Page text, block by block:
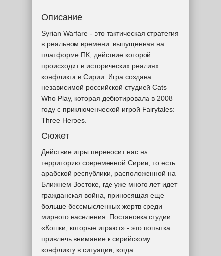
Описание
Syrian Warfare - это тактическая стратегия
в реальном времени, выпущенная на
платформе ПК, действие которой
происходит в исторических реалиях
конфликта в Сирии. Игра создана
независимой российской студией Cats
Who Play, которая дебютировала в 2008
году с приключенческой игрой Fairytales:
Three Heroes.
Сюжет
Действие игры переносит нас на
территорию современной Сирии, то есть
арабской республики, расположенной на
Ближнем Востоке, где уже много лет идет
гражданская война, приносящая еще
больше бессмысленных жертв среди
мирного населения. Постановка студии
«Кошки, которые играют» - это попытка
привлечь внимание к сирийскому
конфликту в ситуации, когда